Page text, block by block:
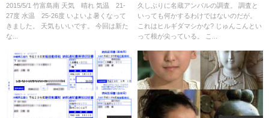
2015/5/1 竹富島南 天気 晴れ 気温 21-
27度 水温 25-26度 いよいよ暑くなって
きました。 天気もいいです。 今回は新た
な...
久しぶりに名蔵アンパルの調査。 調査と
いっても何かするわけではないのだが。
これはヒルギダマシかな? じゅんこんとい
って根が尖っている。 こ...